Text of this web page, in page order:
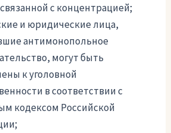
с концентрацией;
и юридические лица,
антимонопольное
могут быть
к уголовной
в соответствии с
кодексом Российской